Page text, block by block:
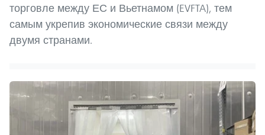
торговле между ЕС и Вьетнамом (EVFTA), тем
самым укрепив экономические связи между
двумя странами.